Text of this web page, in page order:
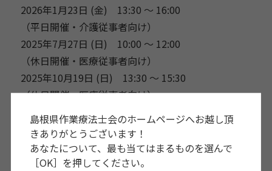
島根県作業療法士会のホームページへお越し頂
きありがとうございます！
あなたについて、最も当てはまるものを選んで
［OK］を押してください。
2026年1月23日 (金) 13:30 〜 16:00
（平日開催・介護従事者向け）
2025年7月27日 (日) 10:00 〜 12:00
（休日開催・医療従事者向け）
2025年10月19日 (日) 13:30 〜 15:30
（休日開催・医療従事者向け）
2026年1月25日 (日) 10:00 〜 12:00
（休日開催・医療従事者向け）
開催場所